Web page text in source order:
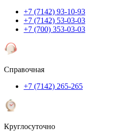
+7 (7142) 93-10-93
+7 (7142) 53-03-03
+7 (700) 353-03-03
Справочная
+7 (7142) 265-265
Круглосуточно